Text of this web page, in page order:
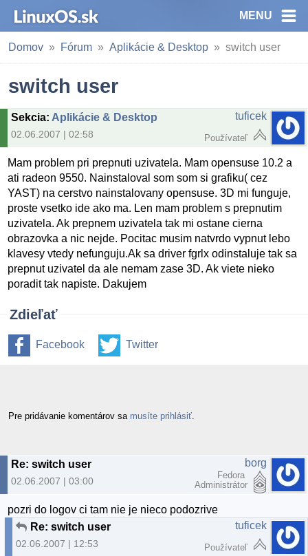
MENU
Domov Fórum Aplikácie & Desktop switch user
switch user
Sekcia: Aplikácie & Desktop
02.06.2007 | 02:58
tuficek
Používateľ
Mam problem pri prepnuti uzivatela. Mam opensuse 10.2 a
ati radeon 9550. Nainstaloval som som si grafiku( cez
YAST) na cerstvo nainstalovany opensuse. 3D mi funguje,
proste vsetko ide ako ma. Len mam problem s prepnutim
uzivatela. Ak prepnem uzivatela tak mi ostane cierna
obrazovka a nic nejde. Pocitac musim natvrdo vypnut lebo
klavesy vtedy nefunguju.Ak sa driver fgrlx odinstaluje tak sa
prepnut uzivatel da ale nemam zase 3D. Ak viete nieko
poradit tak napiste. Dakujem
Zdieľať
Facebook Twitter
Pre pridávanie komentárov sa musíte prihlásiť
Re: switch user
02.06.2007 | 03:00
borg
Fedora
Administrátor
pozri do logov ci tam nie je nieco podozrive
Re: switch user
02.06.2007 | 12:53
tuficek
Používateľ